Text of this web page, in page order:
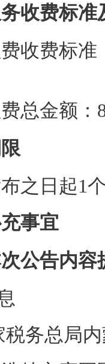
收费标准
收费标准
总金额：
之日起1
事宜
公告内
家税务